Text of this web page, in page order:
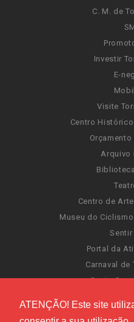
ATENÇÃO! Este site
C. M. de
Investir
E-
Visite
Centro
Arquivo
Centro de
Museu do
Sentir
Portal da
Carnaval de
Santa